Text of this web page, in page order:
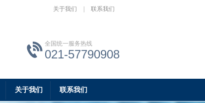
关于我们 联系我们
全国统一服务热线
021-57790908
关于我们 联系我们